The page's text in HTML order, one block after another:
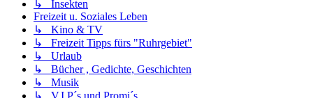
↳ Insekten
Freizeit u. Soziales Leben
↳ Kino & TV
↳ Freizeit Tipps fürs "Ruhrgebiet"
↳ Urlaub
↳ Bücher , Gedichte, Geschichten
↳ Musik